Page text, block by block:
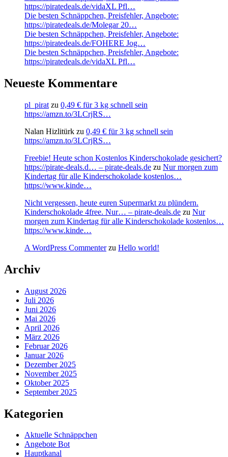
https://piratedeals.de/vidaXL Pfl…
Die besten Schnäppchen, Preisfehler, Angebote:
https://piratedeals.de/Molegar 20…
Die besten Schnäppchen, Preisfehler, Angebote:
https://piratedeals.de/FOHERE Jog…
Die besten Schnäppchen, Preisfehler, Angebote:
https://piratedeals.de/vidaXL Pfl…
Neueste Kommentare
pl_pirat zu 0,49 € für 3 kg schnell sein
https://amzn.to/3LCrjRS…
Nalan Hizlitürk zu 0,49 € für 3 kg schnell sein
https://amzn.to/3LCrjRS…
Freebie! Heute schon Kostenlos Kinderschokolade gesichert?
https://pirate-deals.d… – pirate-deals.de zu Nur morgen zum
Kindertag für alle Kinderschokolade kostenlos…
https://www.kinde…
Nicht vergessen, heute euren Supermarkt zu plündern.
Kinderschokolade 4free. Nur… – pirate-deals.de zu Nur
morgen zum Kindertag für alle Kinderschokolade kostenlos…
https://www.kinde…
A WordPress Commenterzu Hello world!
Archiv
August 2026
Juli 2026
Juni 2026
Mai 2026
April 2026
März 2026
Februar 2026
Januar 2026
Dezember 2025
November 2025
Oktober 2025
September 2025
Kategorien
Aktuelle Schnäppchen
Angebote Bot
Hauptkanal